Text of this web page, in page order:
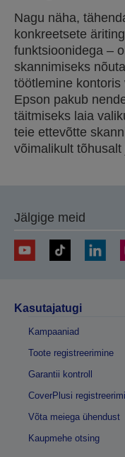
Nagu näha,
konkreetsete
funktsioonidega –
skannimiseks
töötlemine
Epson pakub
täitmiseks laia
teie ettevõtte
võimalikult
Jälgige meid
Kasutajatugi
Kampaaniad
Toote registreerimine
Garantii kontroll
CoverPlusi
Võta meiega ühendust
Kaupmehe otsing